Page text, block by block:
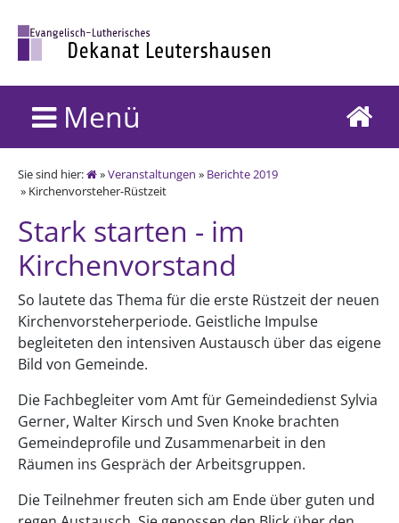
Menü
Sie sind hier: »Veranstaltungen » Berichte 2019
» Kirchenvorsteher-Rüstzeit
Stark starten - im
Kirchenvorstand
So lautete das Thema für die erste Rüstzeit der neuen
Kirchenvorsteherperiode. Geistliche Impulse
begleiteten den intensiven Austausch über das eigene
Bild von Gemeinde.
Die Fachbegleiter vom Amt für Gemeindedienst Sylvia
Gerner, Walter Kirsch und Sven Knoke brachten
Gemeindeprofile und Zusammenarbeit in den
Räumen ins Gespräch der Arbeitsgruppen.
Die Teilnehmer freuten sich am Ende über guten und